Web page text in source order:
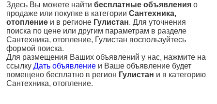
Здесь Вы можете найти бесплатные объявления о
продаже или покупке в категории Сантехника,
отопление и в регионе Гулистан. Для уточнения
поиска по цене или другим параметрам в разделе
Сантехника, отопление, Гулистан воспользуйтесь
формой поиска.
Для размещения Ваших объявлений у нас, нажмите на
ссылку Дать объявление и Ваше объявление будет
помещено бесплатно в регион Гулистан и в категорию
Сантехника, отопление.